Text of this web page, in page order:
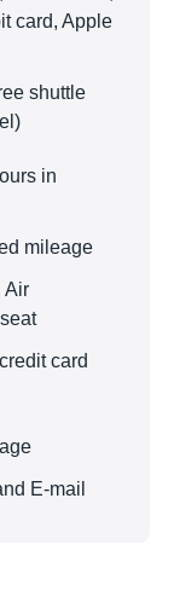
card, Apple
shuttle
in
mileage
Air
card
E-mail